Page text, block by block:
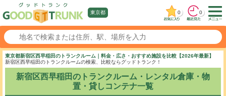
東京都 0 0
東京都新宿区西早稲田のトランクルーム｜料金・広さ・おすすめ施設を比較【2026年最新】
新宿区西早稲田のトランクルームの検索、比較ならグッドトランク！
新宿区西早稲田のトランクルーム・レンタル倉庫・物
置・貸しコンテナ一覧